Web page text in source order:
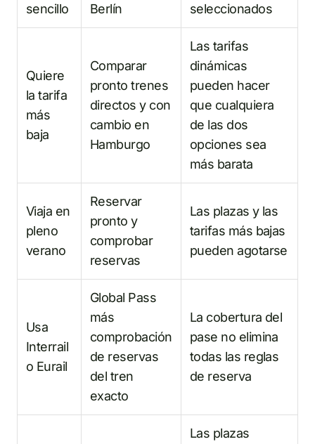
sencillo
Berlín
seleccionados
Quiere
la tarifa
más
baja
Comparar
pronto trenes
directos y con
cambio en
Hamburgo
Las tarifas
dinámicas
pueden hacer
que cualquiera
de las dos
opciones sea
más barata
Viaja en
pleno
verano
Reservar
pronto y
comprobar
reservas
Las plazas y las
tarifas más bajas
pueden agotarse
Usa
Interrail
o Eurail
Global Pass
más
comprobación
de reservas
del tren
exacto
La cobertura del
pase no elimina
todas las reglas
de reserva
Las plazas